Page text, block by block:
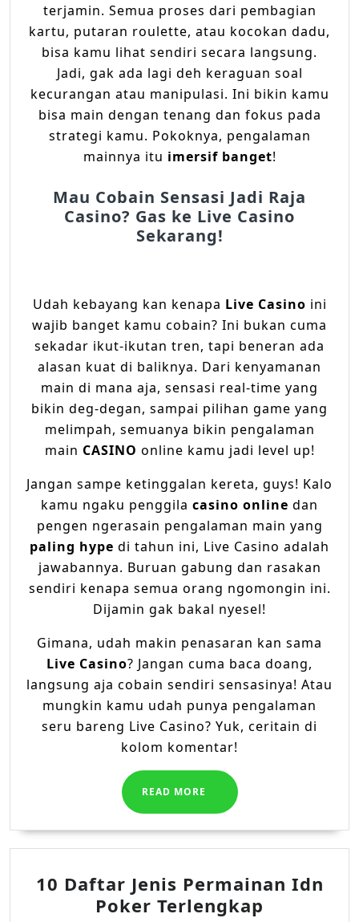
terjamin. Semua proses dari pembagian
kartu, putaran roulette, atau kocokan dadu,
bisa kamu lihat sendiri secara langsung.
Jadi, gak ada lagi deh keraguan soal
kecurangan atau manipulasi. Ini bikin kamu
bisa main dengan tenang dan fokus pada
strategi kamu. Pokoknya, pengalaman
mainnya itu imersif banget!
Mau Cobain Sensasi Jadi Raja
Casino? Gas ke Live Casino
Sekarang!
Udah kebayang kan kenapa Live Casino ini
wajib banget kamu cobain? Ini bukan cuma
sekadar ikut-ikutan tren, tapi beneran ada
alasan kuat di baliknya. Dari kenyamanan
main di mana aja, sensasi real-time yang
bikin deg-degan, sampai pilihan game yang
melimpah, semuanya bikin pengalaman
main CASINO online kamu jadi level up!
Jangan sampe ketinggalan kereta, guys! Kalo
kamu ngaku penggila casino online dan
pengen ngerasain pengalaman main yang
paling hype di tahun ini, Live Casino adalah
jawabannya. Buruan gabung dan rasakan
sendiri kenapa semua orang ngomongin ini.
Dijamin gak bakal nyesel!
Gimana, udah makin penasaran kan sama
Live Casino? Jangan cuma baca doang,
langsung aja cobain sendiri sensasinya! Atau
mungkin kamu udah punya pengalaman
seru bareng Live Casino? Yuk, ceritain di
kolom komentar!
READ MORE
READ
MORE
10 Daftar Jenis Permainan Idn
Poker Terlengkap